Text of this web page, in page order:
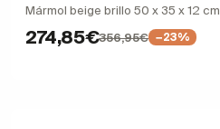
Mármol beige brillo 50 x 35 x 12 cm
274,85€356,95€ −23%